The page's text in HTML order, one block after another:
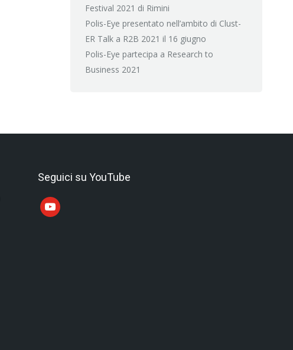
Festival 2021 di Rimini
Polis-Eye presentato nell’ambito di Clust-
ER Talk a R2B 2021 il 16 giugno
Polis-Eye partecipa a Research to
Business 2021
Seguici su YouTube
youtube